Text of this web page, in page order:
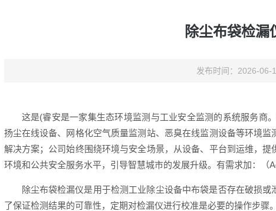
除尘布袋检漏
发布时间：2026-06-
这是(睿安是一家集生态环境监测与工业安全监测的系统服务商
扬尘在线设备、网格化空气质量监测站、恶臭在线监测设备等环境
解决方案；公司始终围绕环境与安全场景，从设备、平台到运维，
环境和公共安全服务水平，引导智慧城市的发展升级。有需求加：（
除尘布袋检漏仪是用于检测工业除尘设备中布袋是否存在破损
了保证检测结果的可靠性，定期对检漏仪进行校准是必要的操作步骤